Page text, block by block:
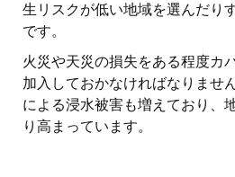
生リスクが低い地域を選んだり
です。
火災や天災の損失をある程度カ
加入しておかなければなりませ
による浸水被害も増えており、
り高まっています。